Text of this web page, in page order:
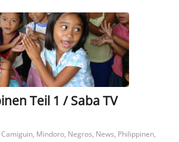
Teil 1 / Saba TV
Camiguin, Mindoro, Negros, News, Philippinen,